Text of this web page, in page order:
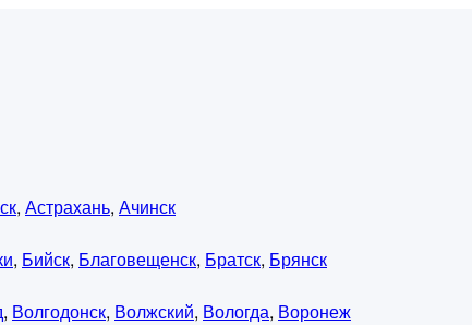
, Астрахань, Ачинск
, Бийск, Благовещенск, Братск, Брянск
, Волгодонск, Волжский, Вологда, Воронеж